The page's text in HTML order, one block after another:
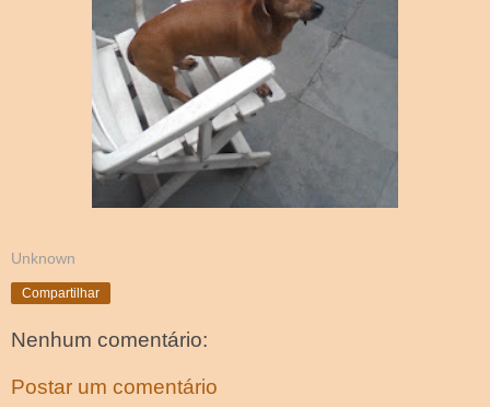
Unknown
Compartilhar
Nenhum comentário:
Postar um comentário